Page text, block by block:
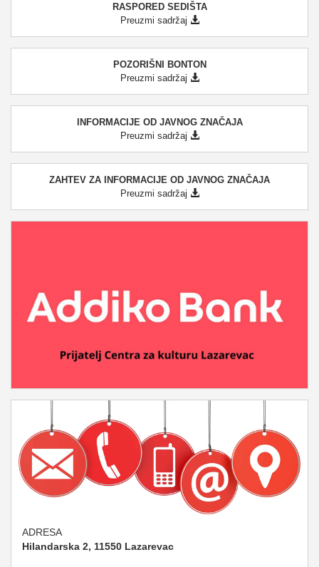
RASPORED SEDIŠTA
Preuzmi sadržaj
POZORIŠNI BONTON
Preuzmi sadržaj
INFORMACIJE OD JAVNOG ZNAČAJA
Preuzmi sadržaj
ZAHTEV ZA INFORMACIJE OD JAVNOG ZNAČAJA
Preuzmi sadržaj
ADRESA
Hilandarska 2, 11550 Lazarevac